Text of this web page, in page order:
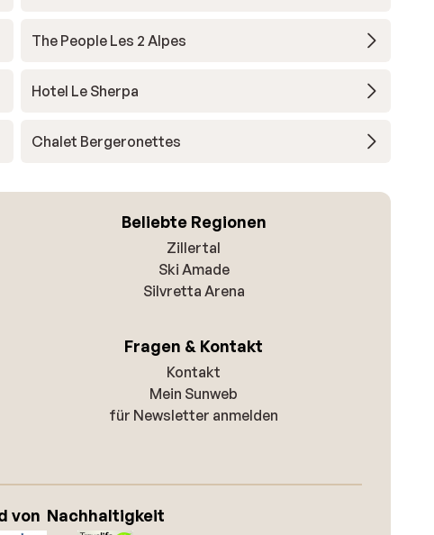
The People Les 2 Alpes
Hotel Le Sherpa
Chalet Bergeronettes
Beliebte Regionen
Zillertal
Ski Amade
Silvretta Arena
Fragen & Kontakt
Kontakt
Mein Sunweb
für Newsletter anmelden
von Nachhaltigkeit